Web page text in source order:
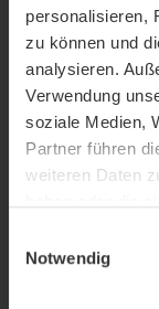
personalisieren,
zu können und
analysieren.
Verwendung
soziale Medien,
Partner führen
weiteren Daten
Notwendig